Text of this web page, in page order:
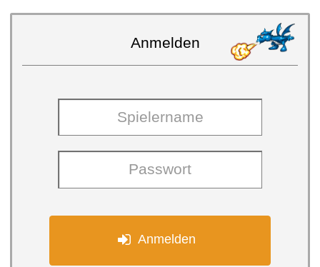
Anmelden
 Anmelden